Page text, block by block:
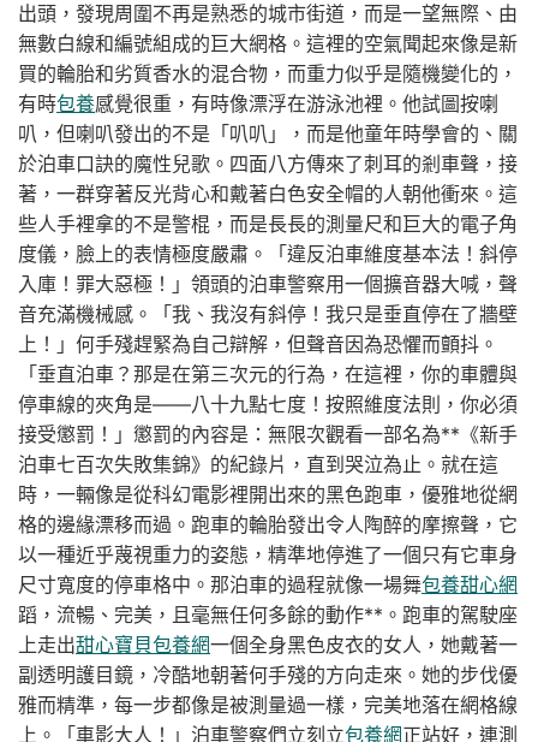
出頭，發現周圍不再是熟悉的城市街道，而是一望無際、由
無數白線和編號組成的巨大網格。這裡的空氣聞起來像是新
買的輪胎和劣質香水的混合物，而重力似乎是隨機變化的，
有時包養感覺很重，有時像漂浮在游泳池裡。他試圖按喇
叭，但喇叭發出的不是「叭叭」，而是他童年時學會的、關
於泊車口訣的魔性兒歌。四面八方傳來了刺耳的剎車聲，接
著，一群穿著反光背心和戴著白色安全帽的人朝他衝來。這
些人手裡拿的不是警棍，而是長長的測量尺和巨大的電子角
度儀，臉上的表情極度嚴肅。「違反泊車維度基本法！斜停
入庫！罪大惡極！」領頭的泊車警察用一個擴音器大喊，聲
音充滿機械感。「我、我沒有斜停！我只是垂直停在了牆壁
上！」何手殘趕緊為自己辯解，但聲音因為恐懼而顫抖。
「垂直泊車？那是在第三次元的行為，在這裡，你的車體與
停車線的夾角是——八十九點七度！按照維度法則，你必須
接受懲罰！」懲罰的內容是：無限次觀看一部名為**《新手
泊車七百次失敗集錦》的紀錄片，直到哭泣為止。就在這
時，一輛像是從科幻電影裡開出來的黑色跑車，優雅地從網
格的邊緣漂移而過。跑車的輪胎發出令人陶醉的摩擦聲，它
以一種近乎蔑視重力的姿態，精準地停進了一個只有它車身
尺寸寬度的停車格中。那泊車的過程就像一場舞包養甜心網
蹈，流暢、完美，且毫無任何多餘的動作**。跑車的駕駛座
上走出甜心寶貝包養網一個全身黑色皮衣的女人，她戴著一
副透明護目鏡，冷酷地朝著何手殘的方向走來。她的步伐優
雅而精準，每一步都像是被測量過一樣，完美地落在網格線
上。「車影大人！」泊車警察們立刻立包養網正站好，連測